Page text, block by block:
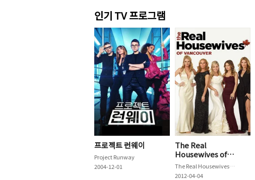
인기 TV 프로그램
프로젝트 런웨이
Project Runway
2004-12-01
The Real
Housewives of
Vancouver
The Real Housewives of Vancouver
2012-04-04